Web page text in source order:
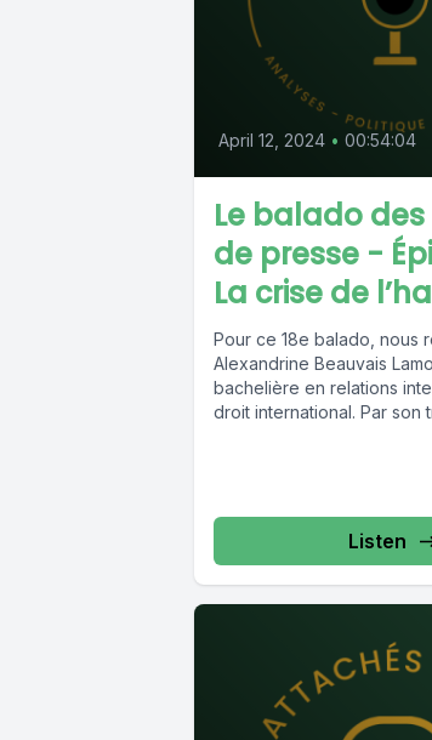
April 12, 2024 • 00:54:04
Le balado
de presse -
La crise de
Pour ce 18e balado, nous
Alexandrine Beauvais
bachelière en relations
droit international. Par son
Listen